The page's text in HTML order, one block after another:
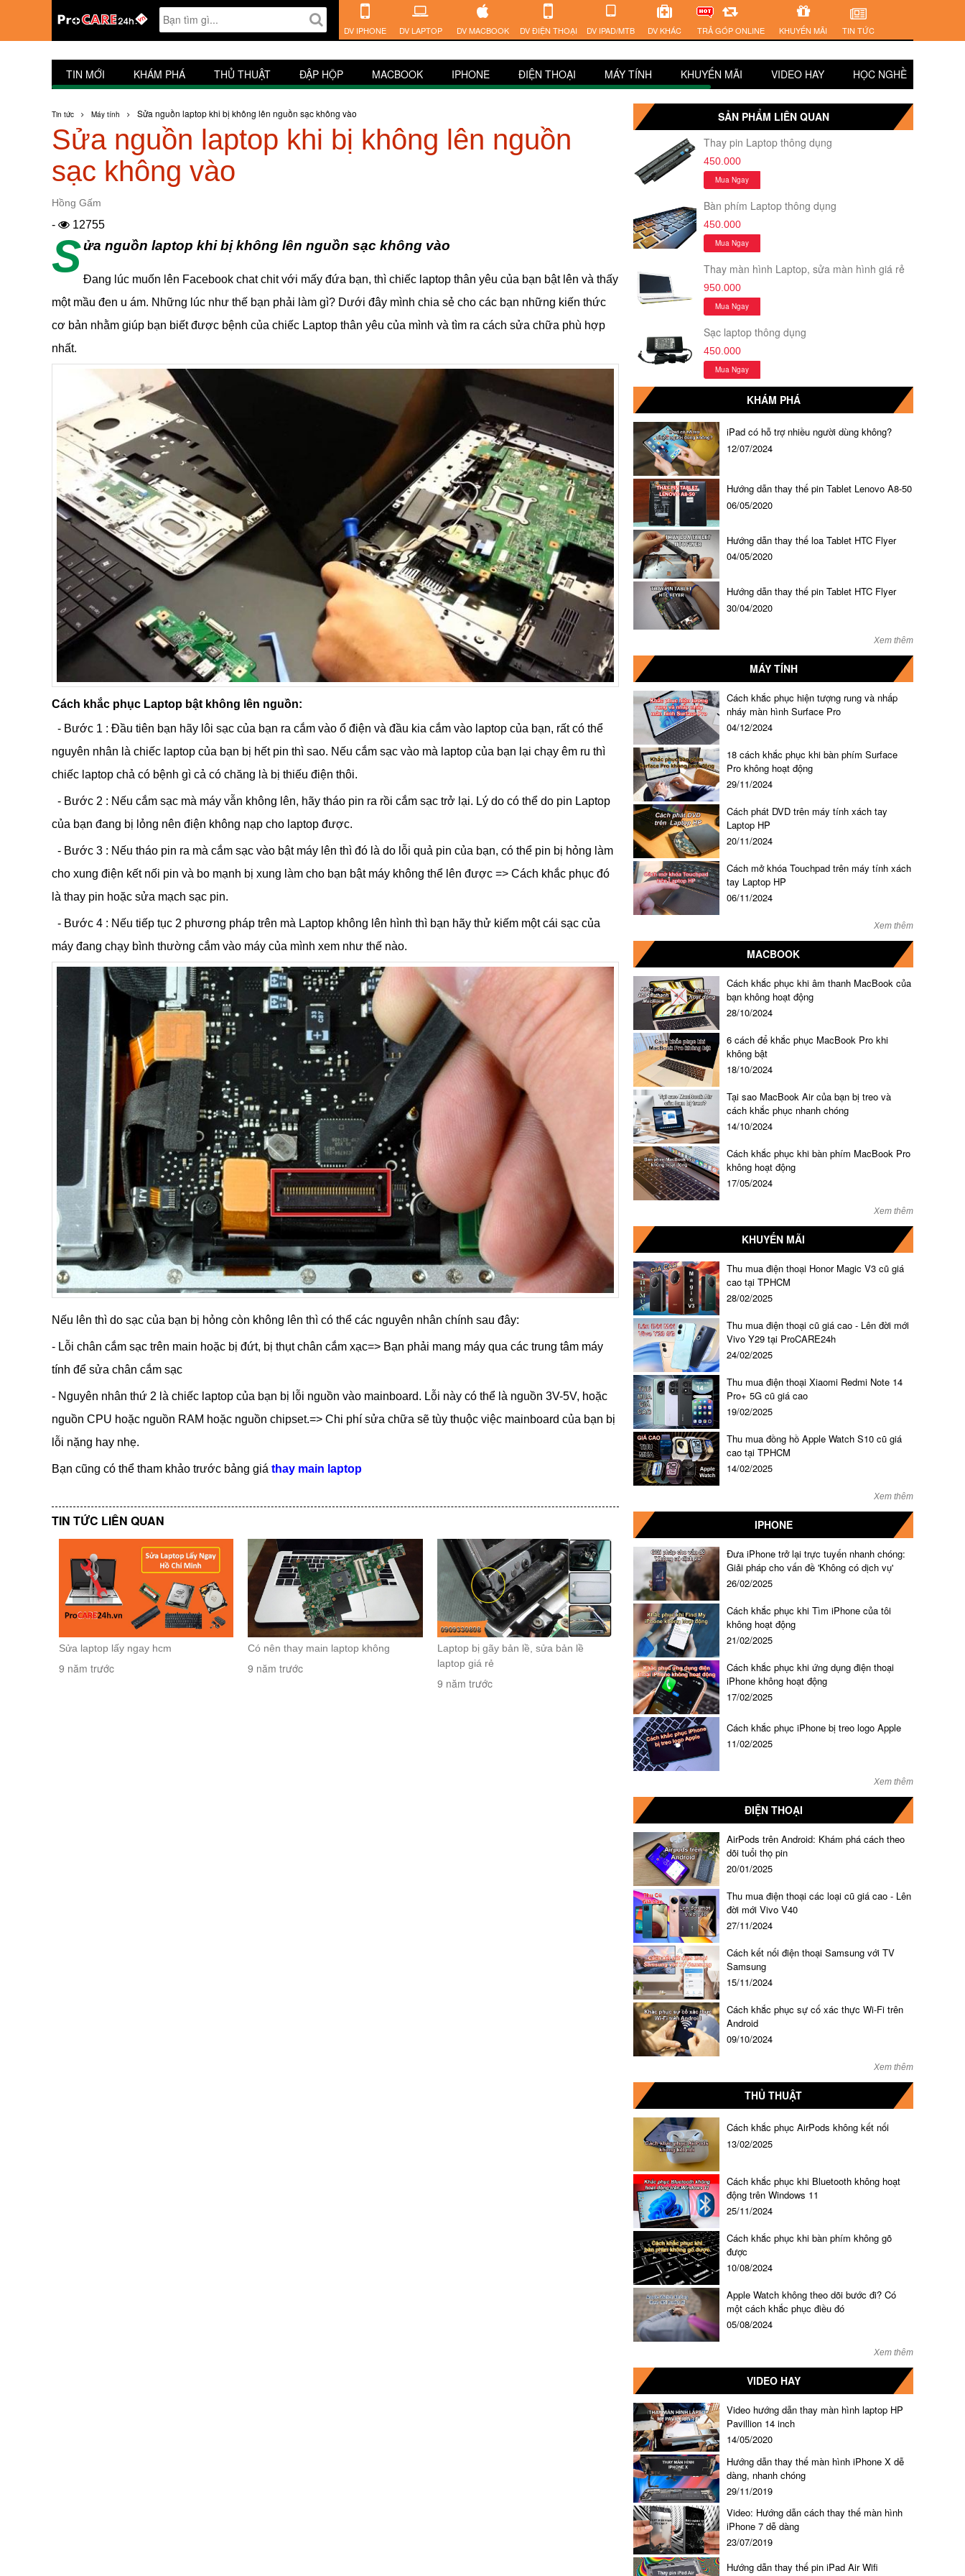
DV IPHONE DV LAPTOP DV MACBOOK DV ĐIỆN THOẠI DV IPAD/MTB DV KHÁC TRẢ GÓP ONLINE KHUYẾN MÃI TIN TỨC
TIN MỚI KHÁM PHÁ THỦ THUẬT ĐẬP HỘP MACBOOK IPHONE ĐIỆN THOẠI MÁY TÍNH KHUYẾN MÃI VIDEO HAY HỌC NGHỀ
Tin tức Máy tính Sửa nguồn laptop khi bị không lên nguồn sạc không vào
Sửa nguồn laptop khi bị không lên nguồn
sạc không vào
Hồng Gấm
- 12755
Sửa nguồn laptop khi bị không lên nguồn sạc không vào
Đang lúc muốn lên Facebook chat chit với mấy đứa bạn, thì chiếc laptop thân yêu của bạn bật lên và thấy
một mầu đen u ám. Những lúc như thế bạn phải làm gì? Dưới đây mình chia sẻ cho các bạn những kiến thức
cơ bản nhằm giúp bạn biết được bệnh của chiếc Laptop thân yêu của mình và tìm ra cách sửa chữa phù hợp
nhất.
Cách khắc phục Laptop bật không lên nguồn:
- Bước 1 : Đầu tiên bạn hãy lôi sạc của bạn ra cắm vào ổ điện và đầu kia cắm vào laptop của bạn, rất có thể
nguyên nhân là chiếc laptop của bạn bị hết pin thì sao. Nếu cắm sạc vào mà laptop của bạn lại chạy êm ru thì
chiếc laptop chả có bệnh gì cả có chăng là bị thiếu điện thôi.
- Bước 2 : Nếu cắm sạc mà máy vẫn không lên, hãy tháo pin ra rồi cắm sạc trở lại. Lý do có thể do pin Laptop
của bạn đang bị lỏng nên điện không nạp cho laptop được.
- Bước 3 : Nếu tháo pin ra mà cắm sạc vào bật máy lên thì đó là do lỗi quả pin của bạn, có thể pin bị hỏng làm
cho xung điện kết nối pin và bo mạnh bị xung làm cho bạn bật máy không thể lên được => Cách khắc phục đó
là thay pin hoặc sửa mạch sạc pin.
- Bước 4 : Nếu tiếp tục 2 phương pháp trên mà Laptop không lên hình thì bạn hãy thử kiếm một cái sạc của
máy đang chạy bình thường cắm vào máy của mình xem như thế nào.
Nếu lên thì do sạc của bạn bị hỏng còn không lên thì có thể các nguyên nhân chính sau đây:
- Lỗi chân cắm sạc trên main hoặc bị đứt, bị thụt chân cắm xạc=> Bạn phải mang máy qua các trung tâm máy
tính để sửa chân cắm sạc
- Nguyên nhân thứ 2 là chiếc laptop của bạn bị lỗi nguồn vào mainboard. Lỗi này có thể là nguồn 3V-5V, hoặc
nguồn CPU hoặc nguồn RAM hoặc nguồn chipset.=> Chi phí sửa chữa sẽ tùy thuộc việc mainboard của bạn bị
lỗi nặng hay nhẹ.
Bạn cũng có thể tham khảo trước bảng giá thay main laptop
TIN TỨC LIÊN QUAN
Sửa laptop lấy ngay hcm
9 năm trước
Có nên thay main laptop không
9 năm trước
Laptop bị gãy bản lề, sửa bản lề
laptop giá rẻ
9 năm trước
SẢN PHẨM LIÊN QUAN
Thay pin Laptop thông dụng
450.000
Mua Ngay
Bàn phím Laptop thông dụng
450.000
Mua Ngay
Thay màn hình Laptop, sửa màn hình giá rẻ
950.000
Mua Ngay
Sạc laptop thông dụng
450.000
Mua Ngay
KHÁM PHÁ
iPad có hỗ trợ nhiều người dùng không?
12/07/2024
Hướng dẫn thay thế pin Tablet Lenovo A8-50
06/05/2020
Hướng dẫn thay thế loa Tablet HTC Flyer
04/05/2020
Hướng dẫn thay thế pin Tablet HTC Flyer
30/04/2020
Xem thêm
MÁY TÍNH
Cách khắc phục hiện tượng rung và nhấp
nháy màn hình Surface Pro
04/12/2024
18 cách khắc phục khi bàn phím Surface
Pro không hoạt động
29/11/2024
Cách phát DVD trên máy tính xách tay
Laptop HP
20/11/2024
Cách mở khóa Touchpad trên máy tính xách
tay Laptop HP
06/11/2024
Xem thêm
MACBOOK
Cách khắc phục khi âm thanh MacBook của
bạn không hoạt động
28/10/2024
6 cách để khắc phục MacBook Pro khi
không bật
18/10/2024
Tại sao MacBook Air của bạn bị treo và
cách khắc phục nhanh chóng
14/10/2024
Cách khắc phục khi bàn phím MacBook Pro
không hoạt động
17/05/2024
Xem thêm
KHUYẾN MÃI
Thu mua điện thoại Honor Magic V3 cũ giá
cao tại TPHCM
28/02/2025
Thu mua điện thoại cũ giá cao - Lên đời mới
Vivo Y29 tại ProCARE24h
24/02/2025
Thu mua điện thoại Xiaomi Redmi Note 14
Pro+ 5G cũ giá cao
19/02/2025
Thu mua đồng hồ Apple Watch S10 cũ giá
cao tại TPHCM
14/02/2025
Xem thêm
IPHONE
Đưa iPhone trở lại trực tuyến nhanh chóng:
Giải pháp cho vấn đề 'Không có dịch vụ'
26/02/2025
Cách khắc phục khi Tìm iPhone của tôi
không hoạt động
21/02/2025
Cách khắc phục khi ứng dụng điện thoại
iPhone không hoạt động
17/02/2025
Cách khắc phục iPhone bị treo logo Apple
11/02/2025
Xem thêm
ĐIỆN THOẠI
AirPods trên Android: Khám phá cách theo
dõi tuổi thọ pin
20/01/2025
Thu mua điện thoại các loại cũ giá cao - Lên
đời mới Vivo V40
27/11/2024
Cách kết nối điện thoại Samsung với TV
Samsung
15/11/2024
Cách khắc phục sự cố xác thực Wi-Fi trên
Android
09/10/2024
Xem thêm
THỦ THUẬT
Cách khắc phục AirPods không kết nối
13/02/2025
Cách khắc phục khi Bluetooth không hoạt
động trên Windows 11
25/11/2024
Cách khắc phục khi bàn phím không gõ
được
10/08/2024
Apple Watch không theo dõi bước đi? Có
một cách khắc phục điều đó
05/08/2024
Xem thêm
VIDEO HAY
Video hướng dẫn thay màn hình laptop HP
Pavillion 14 inch
14/05/2020
Hướng dẫn thay thế màn hình iPhone X dễ
dàng, nhanh chóng
29/11/2019
Video: Hướng dẫn cách thay thế màn hình
iPhone 7 dễ dàng
23/07/2019
Hướng dẫn thay thế pin iPad Air Wifi